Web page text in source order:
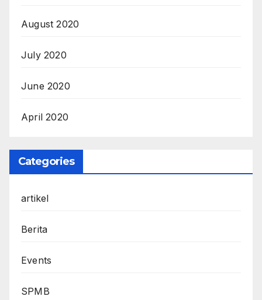
August 2020
July 2020
June 2020
April 2020
Categories
artikel
Berita
Events
SPMB